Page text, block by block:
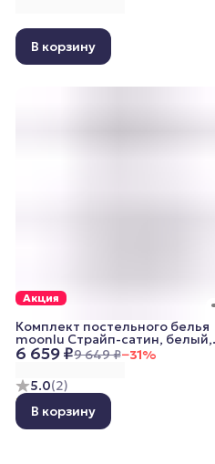
В корзину
Акция
5.0(2)
6 659 ₽9 649 ₽−31%
Комплект постельного белья
moonlu Страйп-сатин, белый,
евро (наволочки 50x70 см)
В корзину